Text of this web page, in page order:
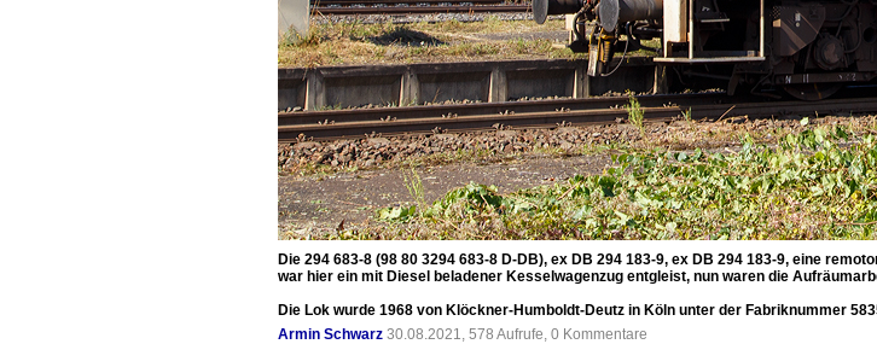
Die 294 683-8 (98 80 3294 683-8 D-DB), ex DB 294 183-9, ex DB 294 183-9, eine
war hier ein mit Diesel beladener Kesselwagenzug entgleist, nun waren die
Die Lok wurde 1968 von Klöckner-Humboldt-Deutz in Köln unter der Fabriknummer
Armin Schwarz 30.08.2021, 578 Aufrufe, 0 Kommentare